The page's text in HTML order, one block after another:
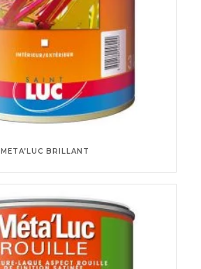
META’LUC BRILLANT